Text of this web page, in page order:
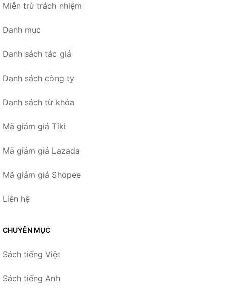
Miễn trừ trách nhiệm
Danh mục
Danh sách tác giả
Danh sách công ty
Danh sách từ khóa
Mã giảm giá Tiki
Mã giảm giá Lazada
Mã giảm giá Shopee
Liên hệ
CHUYÊN MỤC
Sách tiếng Việt
Sách tiếng Anh